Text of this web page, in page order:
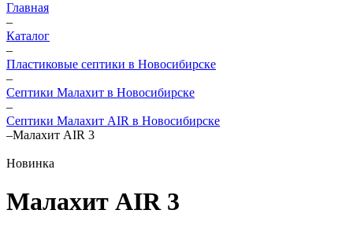
Главная
–
Каталог
–
Пластиковые септики в Новосибирске
–
Септики Малахит в Новосибирске
–
Септики Малахит AIR в Новосибирске
–Малахит AIR 3
Новинка
Малахит AIR 3